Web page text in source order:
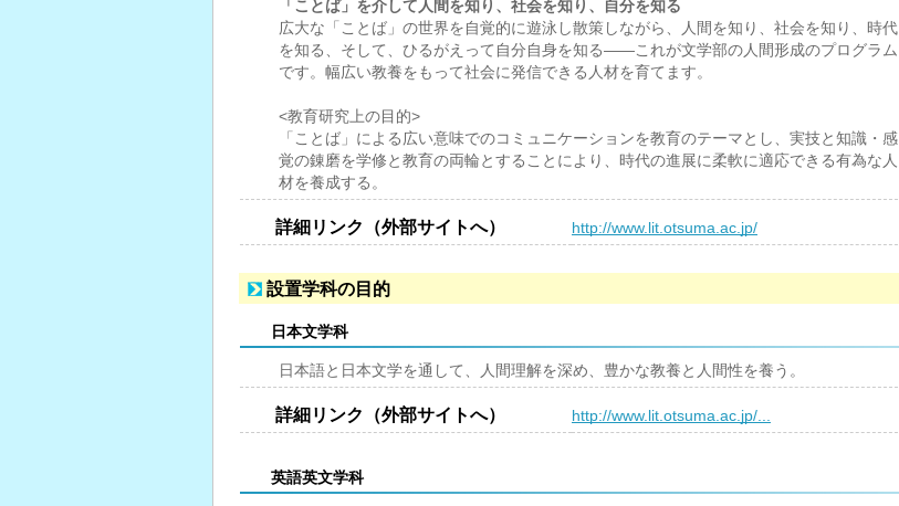
「ことば」を介して人間を知り、社会を知り、自分を知る
広大な「ことば」の世界を自覚的に遊泳し散策しながら、人間を知り、社会を知り、時代
を知る、そして、ひるがえって自分自身を知る――これが文学部の人間形成のプログラム
です。幅広い教養をもって社会に発信できる人材を育てます。
<教育研究上の目的>
「ことば」による広い意味でのコミュニケーションを教育のテーマとし、実技と知識・感
覚の錬磨を学修と教育の両輪とすることにより、時代の進展に柔軟に適応できる有為な人
材を養成する。
詳細リンク（外部サイトへ） http://www.lit.otsuma.ac.jp/
設置学科の目的
日本文学科
日本語と日本文学を通して、人間理解を深め、豊かな教養と人間性を養う。
詳細リンク（外部サイトへ） http://www.lit.otsuma.ac.jp/...
英語英文学科